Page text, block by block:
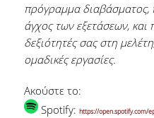
πρόγραμμα διαβάσματος,
άγχος των εξετάσεων, και
δεξιότητές σας στη
ομαδικές εργασίες.
Ακούστε το:
Spotify: https://open.spotify.com/